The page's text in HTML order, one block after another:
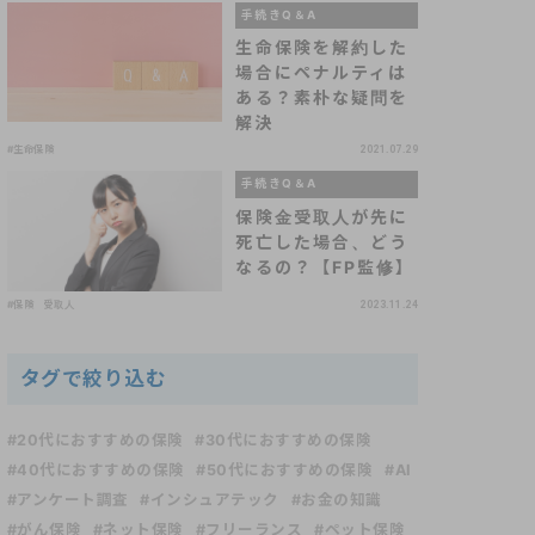
手続きQ＆A
生命保険を解約した
場合にペナルティは
ある？素朴な疑問を
解決
#生命保険 2021.07.29
手続きQ＆A
保険金受取人が先に
死亡した場合、どう
なるの？【FP監修】
#保険 受取人 2023.11.24
タグで絞り込む
#20代におすすめの保険
#30代におすすめの保険
#40代におすすめの保険
#50代におすすめの保険
#AI
#アンケート調査
#インシュアテック
#お金の知識
#がん保険
#ネット保険 #フリーランス #ペット保険